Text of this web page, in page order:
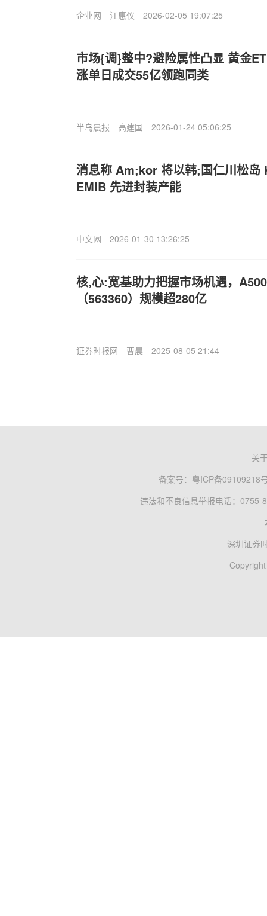
企业网 江惠仪 2026-02-05 19:07:25
市场{调}整中?避险属性凸显 黄金
涨单日成交55亿领跑同类
半岛晨报 高建国 2026-01-24 05:06:25
消息称 Am;kor 将以韩;国仁川松岛
EMIB 先进封装产能
中文网 2026-01-30 13:26:25
核,心:宽基助力把握市场机遇，
（563360）规模超280亿
证券时报网 曹晨 2025-08-05 21:44
关
备案号： 粤ICP备09109218
违法和不良信息举报电话：0755-
深圳证券